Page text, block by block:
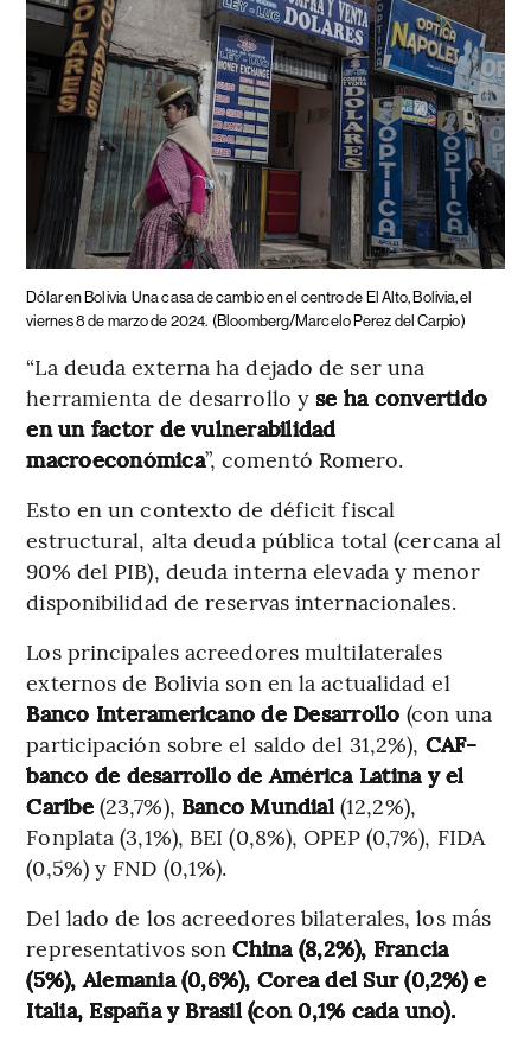
Dólar en Bolivia Una casa de cambio en el centro de El Alto, Bolivia, el
viernes 8 de marzo de 2024. (Bloomberg/Marcelo Perez del Carpio)
“La deuda externa ha dejado de ser una
herramienta de desarrollo yse ha convertido
en un factor de vulnerabilidad
macroeconómica”, comentó Romero.
Esto en un contexto de déficit fiscal
estructural, alta deuda pública total (cercana al
90% del PIB), deuda interna elevada y menor
disponibilidad de reservas internacionales.
Los principales acreedores multilaterales
externos de Bolivia son en la actualidad el
Banco Interamericano de Desarrollo (con una
participación sobre el saldo del 31,2%), CAF-
banco de desarrollo de América Latina y el
Caribe(23,7%), Banco Mundial(12,2%),
Fonplata (3,1%), BEI (0,8%), OPEP (0,7%), FIDA
(0,5%) y FND (0,1%).
Del lado de los acreedores bilaterales, los más
representativos sonChina (8,2%), Francia
(5%), Alemania (0,6%), Corea del Sur (0,2%) e
Italia, España y Brasil (con 0,1% cada uno).